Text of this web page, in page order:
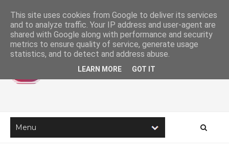
This site uses cookies from Google to deliver its services
and to analyze traffic. Your IP address and user-agent are
shared with Google along with performance and security
metrics to ensure quality of service, generate usage
statistics, and to detect and address abuse.
LEARN MORE GOT IT